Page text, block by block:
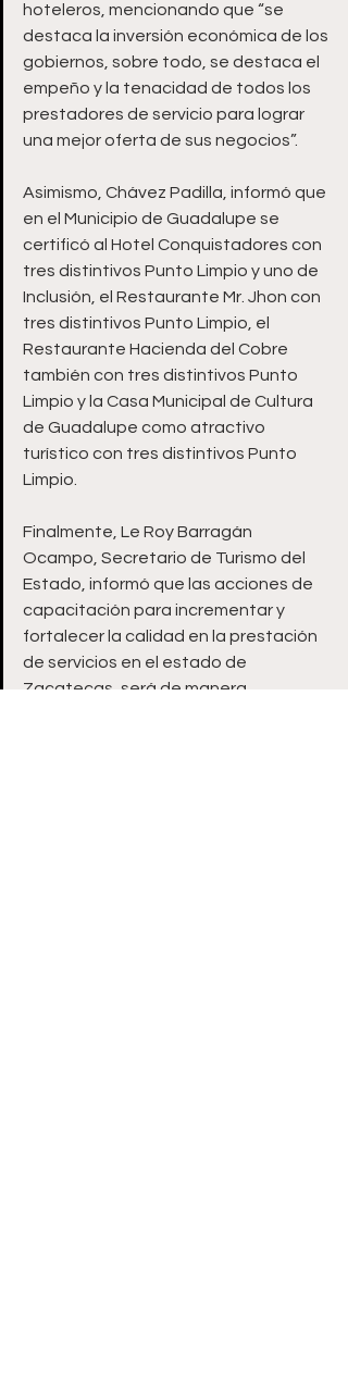
hoteleros, mencionando que “se
destaca la inversión económica de los
gobiernos, sobre todo, se destaca el
empeño y la tenacidad de todos los
prestadores de servicio para lograr
una mejor oferta de sus negocios”.
Asimismo, Chávez Padilla, informó que
en el Municipio de Guadalupe se
certificó al Hotel Conquistadores con
tres distintivos Punto Limpio y uno de
Inclusión, el Restaurante Mr. Jhon con
tres distintivos Punto Limpio, el
Restaurante Hacienda del Cobre
también con tres distintivos Punto
Limpio y la Casa Municipal de Cultura
de Guadalupe como atractivo
turístico con tres distintivos Punto
Limpio.
Finalmente, Le Roy Barragán
Ocampo, Secretario de Turismo del
Estado, informó que las acciones de
capacitación para incrementar y
fortalecer la calidad en la prestación
de servicios en el estado de
Zacatecas, será de manera